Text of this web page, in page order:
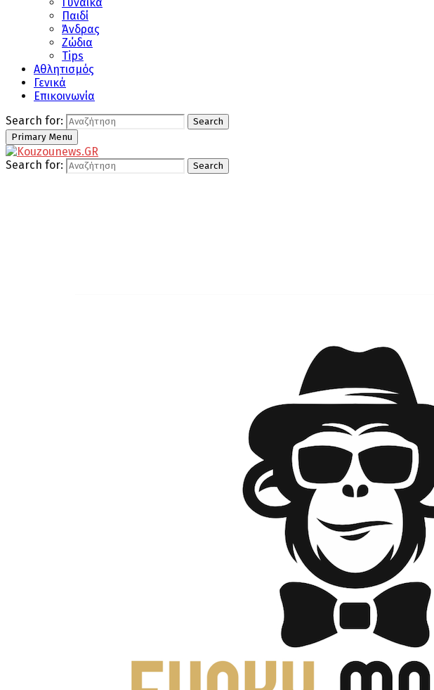
Παιδί
Άνδρας
Ζώδια
Tips
Αθλητισμός
Γενικά
Επικοινωνία
Search for:
Search
Primary Menu
Search for: Search